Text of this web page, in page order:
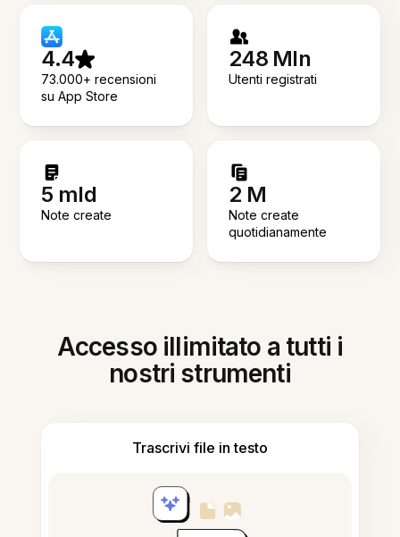
4.4
73.000+ recensioni
su App Store
248 Mln
Utenti registrati
5 mld
Note create
2 M
Note create
quotidianamente
Accesso illimitato a tutti i
nostri strumenti
Trascrivi file in testo